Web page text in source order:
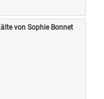
von Sophie Bonnet